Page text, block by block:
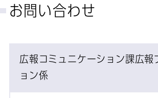
お問い合わせ
広報コミュニケーション課広報
ョン係